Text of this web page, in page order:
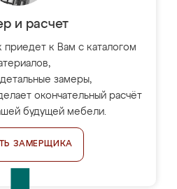
и расчет
к Вам с каталогом
замеры,
окончательный расчёт
будущей мебели.
ЗАМЕРЩИКА